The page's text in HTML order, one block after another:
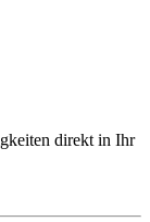
direkt in Ihr